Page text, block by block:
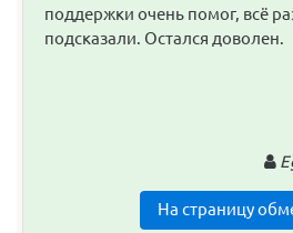
поддержки очень помог, всё
подсказали. Остался доволен.
На страницу